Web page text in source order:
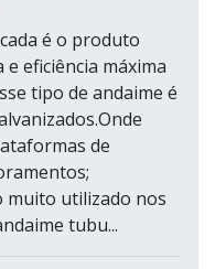
é o produto
eficiência máxima
tipo de andaime é
de
muito utilizado nos
tubu...